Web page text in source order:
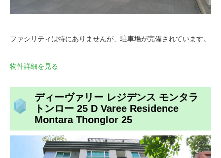
ファシリティは特にありませんが、駐車場が完備されています。
物件詳細を見る
ディーヴァリー レジデンス モンタラ
トンロー 25 D Varee Residence
Montara Thonglor 25